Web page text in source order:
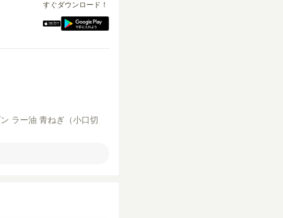
すぐダウンロード！
ラー油 青ねぎ（小口切